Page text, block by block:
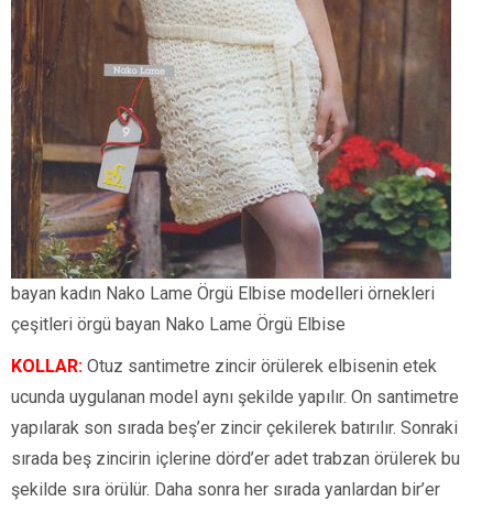
bayan kadın Nako Lame Örgü Elbise modelleri örnekleri
çeşitleri örgü bayan Nako Lame Örgü Elbise
KOLLAR: Otuz santimetre zincir örülerek elbisenin etek
ucunda uygulanan model aynı şekilde yapılır. On santimetre
yapılarak son sırada beş’er zincir çekilerek batırılır. Sonraki
sırada beş zincirin içlerine dörd’er adet trabzan örülerek bu
şekilde sıra örülür. Daha sonra her sırada yanlardan bir’er